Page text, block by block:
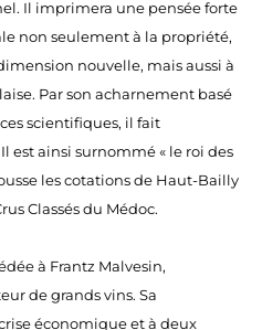
Il imprimera une pensée forte
non seulement à la propriété,
nouvelle, mais aussi à
Par son acharnement basé
scientifiques, il fait
est ainsi surnommé « le roi des
les cotations de Haut-Bailly
Classés du Médoc.
à Frantz Malvesin,
de grands vins. Sa
économique et à deux